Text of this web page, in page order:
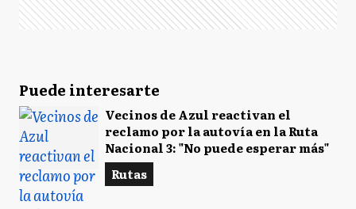
Puede interesarte
Vecinos de Azul reactivan el
reclamo por la autovía en la Ruta
Nacional 3: "No puede esperar más"
Rutas